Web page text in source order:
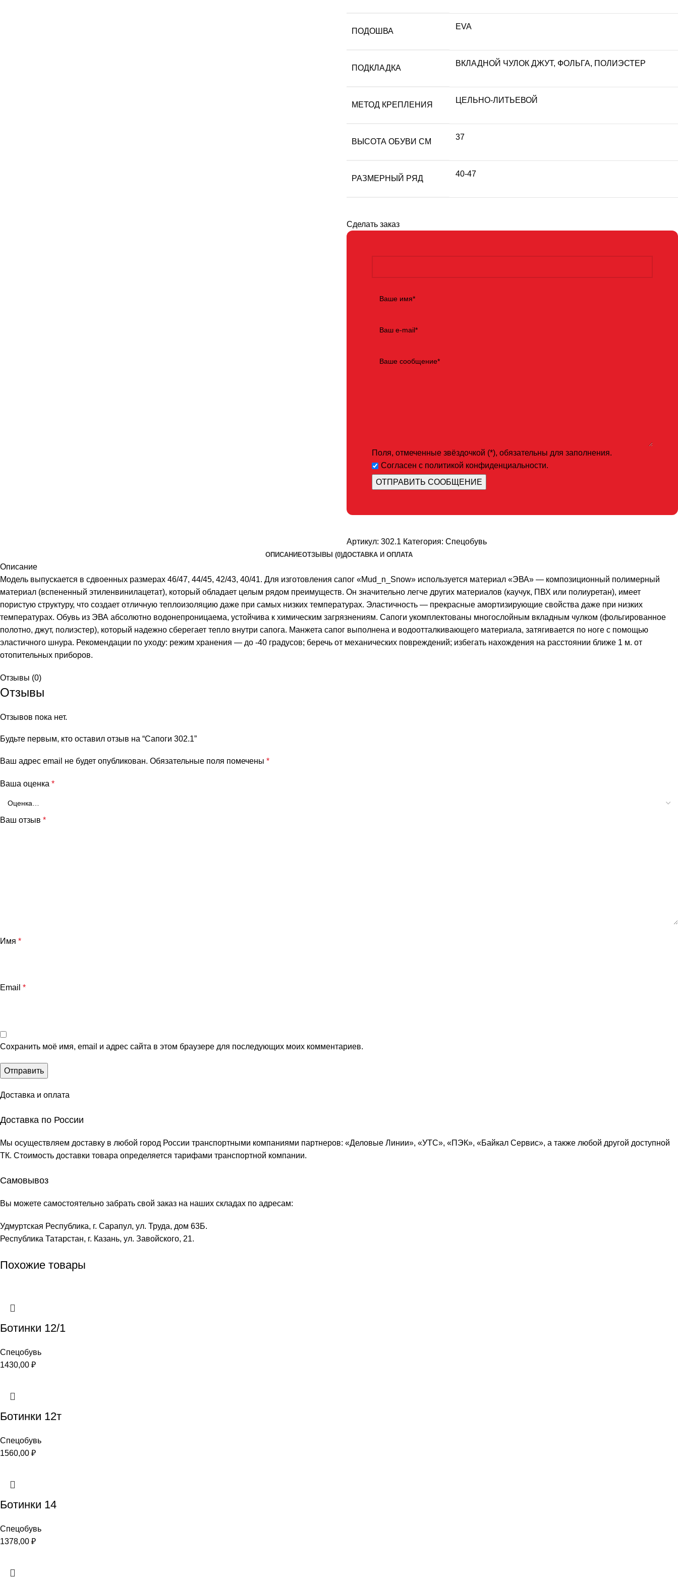
ПОДОШВА
EVA
ПОДКЛАДКА
ВКЛАДНОЙ ЧУЛОК ДЖУТ, ФОЛЬГА, ПОЛИЭСТЕР
МЕТОД КРЕПЛЕНИЯ
ЦЕЛЬНО-ЛИТЬЕВОЙ
ВЫСОТА ОБУВИ СМ
37
РАЗМЕРНЫЙ РЯД
40-47
Сделать заказ
Поля, отмеченные звёздочкой (*), обязательны для заполнения.
Согласен с политикой конфиденциальности.
Артикул: 302.1 Категория: Спецобувь
ОПИСАНИЕОТЗЫВЫ (0)ДОСТАВКА И ОПЛАТА
Описание
Модель выпускается в сдвоенных размерах 46/47, 44/45, 42/43, 40/41. Для изготовления сапог «Mud_n_Snow» используется материал «ЭВА» — композиционный полимерный
материал (вспененный этиленвинилацетат), который обладает целым рядом преимуществ. Он значительно легче других материалов (каучук, ПВХ или полиуретан), имеет
пористую структуру, что создает отличную теплоизоляцию даже при самых низких температурах. Эластичность — прекрасные амортизирующие свойства даже при низких
температурах. Обувь из ЭВА абсолютно водонепроницаема, устойчива к химическим загрязнениям. Сапоги укомплектованы многослойным вкладным чулком (фольгированное
полотно, джут, полиэстер), который надежно сберегает тепло внутри сапога. Манжета сапог выполнена и водоотталкивающего материала, затягивается по ноге с помощью
эластичного шнура. Рекомендации по уходу: режим хранения — до -40 градусов; беречь от механических повреждений; избегать нахождения на расстоянии ближе 1 м. от
отопительных приборов.
Отзывы (0)
Отзывы
Отзывов пока нет.
Будьте первым, кто оставил отзыв на “Сапоги 302.1”
Ваш адрес email не будет опубликован. Обязательные поля помечены *
Ваша оценка *
Ваш отзыв *
Имя *
Email *
Сохранить моё имя, email и адрес сайта в этом браузере для последующих моих комментариев.
Доставка и оплата
Доставка по России
Мы осуществляем доставку в любой город России транспортными компаниями партнеров: «Деловые Линии», «УТС», «ПЭК», «Байкал Сервис», а также любой другой доступной
ТК. Стоимость доставки товара определяется тарифами транспортной компании.
Самовывоз
Вы можете самостоятельно забрать свой заказ на наших складах по адресам:
Удмуртская Республика, г. Сарапул, ул. Труда, дом 63Б.
Республика Татарстан, г. Казань, ул. Завойского, 21.
Похожие товары
Ботинки 12/1
Спецобувь
1430,00 ₽
Ботинки 12т
Спецобувь
1560,00 ₽
Ботинки 14
Спецобувь
1378,00 ₽